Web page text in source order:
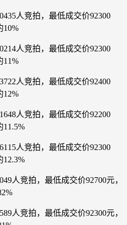
人竞拍，最低成交价92300
10%
人竞拍，最低成交价92300
11%
人竞拍，最低成交价92400
12%
人竞拍，最低成交价92200
11.5%
人竞拍，最低成交价92300
12.3%
人竞拍，最低成交价92700元，
人竞拍，最低成交价92300元，